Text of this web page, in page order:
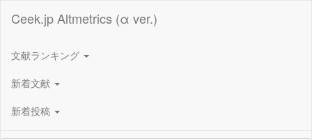
Ceek.jp Altmetrics (α ver.)
文献ランキング
新着文献
新着投稿